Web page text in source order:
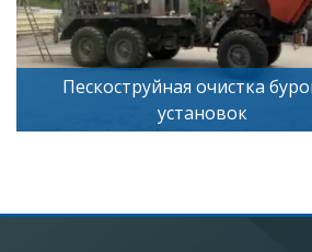
очистка буровых
установок